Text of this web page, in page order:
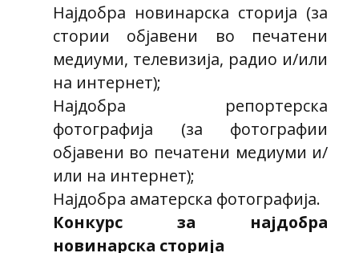
Најдобра новинарска сторија (за
стории објавени во печатени
медиуми, телевизија, радио и/или
на интернет);
Најдобра репортерска
фотографија (за фотографии
објавени во печатени медиуми и/
или на интернет);
Најдобра аматерска фотографија.
Конкурс за најдобра
новинарска сторија